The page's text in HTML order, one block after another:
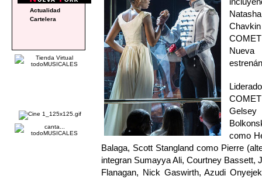
como
Balaga, Scott Stangland como Pierre
integran Sumayya Ali, Courtney Bassett,
Flanagan, Nick Gaswirth, Azudi
Actualidad
Cartelera